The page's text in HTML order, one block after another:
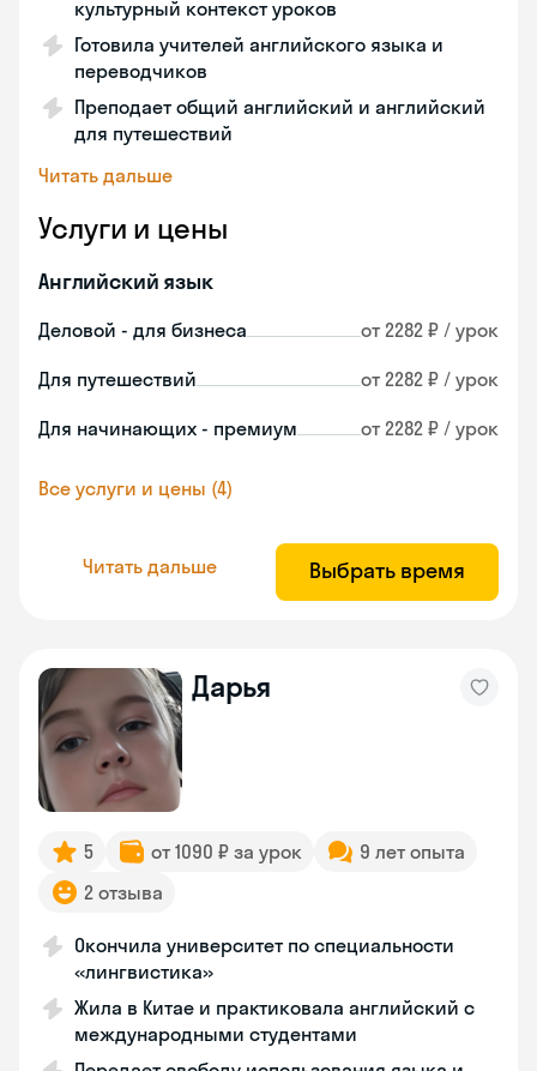
культурный контекст уроков
Готовила учителей английского языка и
переводчиков
Преподает общий английский и английский
для путешествий
Читать дальше
Услуги и цены
Английский язык
Деловой - для бизнеса от 2282 ₽ / урок
Для путешествий от 2282 ₽ / урок
Для начинающих - премиум от 2282 ₽ / урок
Все услуги и цены (4)
Читать дальше Выбрать время
Дарья
5 от 1090 ₽ за урок
9 лет опыта
2 отзыва
Окончила университет по специальности
«лингвистика»
Жила в Китае и практиковала английский с
международными студентами